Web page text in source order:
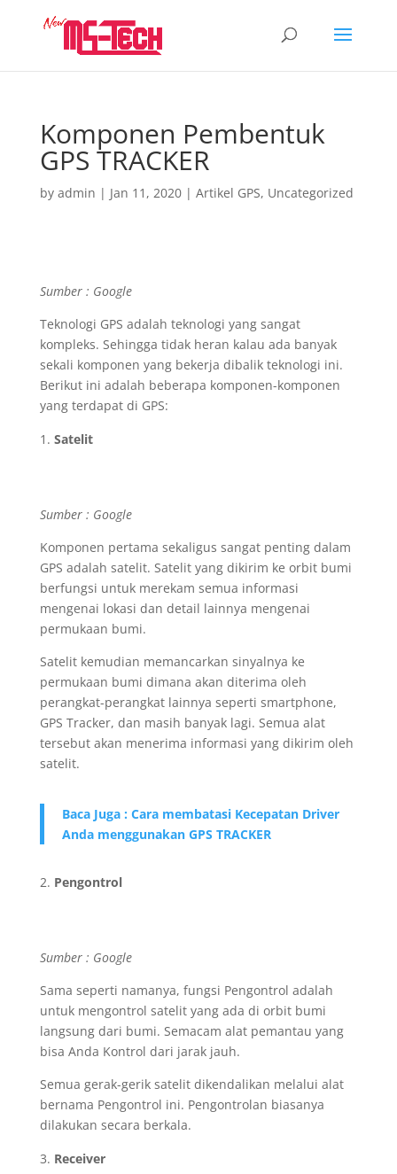
Komponen Pembentuk
GPS TRACKER
by admin | Jan 11, 2020| Artikel GPS, Uncategorized
Sumber : Google
Teknologi GPS adalah teknologi yang sangat
kompleks. Sehingga tidak heran kalau ada banyak
sekali komponen yang bekerja dibalik teknologi ini.
Berikut ini adalah beberapa komponen-komponen
yang terdapat di GPS:
Satelit
Sumber : Google
Komponen pertama sekaligus sangat penting dalam
GPS adalah satelit. Satelit yang dikirim ke orbit bumi
berfungsi untuk merekam semua informasi
mengenai lokasi dan detail lainnya mengenai
permukaan bumi.
Satelit kemudian memancarkan sinyalnya ke
permukaan bumi dimana akan diterima oleh
perangkat-perangkat lainnya seperti smartphone,
GPS Tracker, dan masih banyak lagi. Semua alat
tersebut akan menerima informasi yang dikirim oleh
satelit.
Baca Juga : Cara membatasi Kecepatan Driver
Anda menggunakan GPS TRACKER
Pengontrol
Sumber : Google
Sama seperti namanya, fungsi Pengontrol adalah
untuk mengontrol satelit yang ada di orbit bumi
langsung dari bumi. Semacam alat pemantau yang
bisa Anda Kontrol dari jarak jauh.
Semua gerak-gerik satelit dikendalikan melalui alat
bernama Pengontrol ini. Pengontrolan biasanya
dilakukan secara berkala.
Receiver